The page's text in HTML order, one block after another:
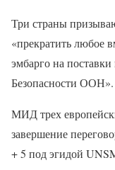
Три страны
«прекратить любое
эмбарго на
Безопасности ООН».
МИД трех
завершение
+ 5 под эгидой